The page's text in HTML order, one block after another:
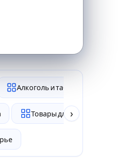
Алкоголь и табак
Товары для животных
›